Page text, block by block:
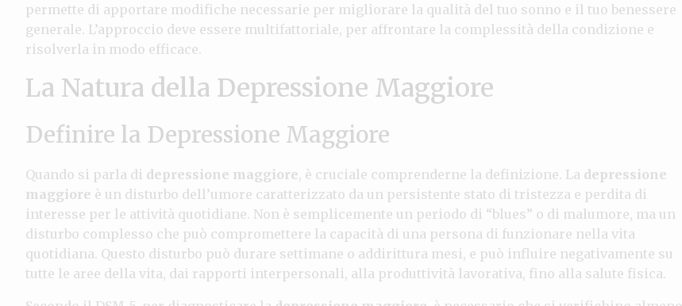
permette di apportare modifiche necessarie per migliorare la qualità del tuo sonno e il tuo benessere
generale. L’approccio deve essere multifattoriale, per affrontare la complessità della condizione e
risolverla in modo efficace.
La Natura della Depressione Maggiore
Definire la Depressione Maggiore
Quando si parla di depressione maggiore, è cruciale comprenderne la definizione. La depressione
maggiore è un disturbo dell’umore caratterizzato da un persistente stato di tristezza e perdita di
interesse per le attività quotidiane. Non è semplicemente un periodo di “blues” o di malumore, ma un
disturbo complesso che può compromettere la capacità di una persona di funzionare nella vita
quotidiana. Questo disturbo può durare settimane o addirittura mesi, e può influire negativamente su
tutte le aree della vita, dai rapporti interpersonali, alla produttività lavorativa, fino alla salute fisica.